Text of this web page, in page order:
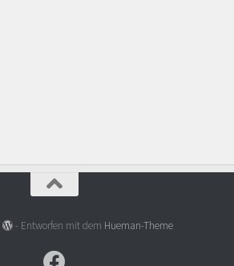
- Entworfen mit dem Hueman-Theme